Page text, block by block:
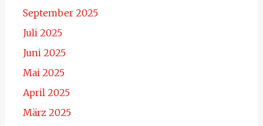
September 2025
Juli 2025
Juni 2025
Mai 2025
April 2025
März 2025